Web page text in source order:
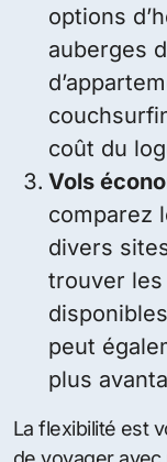
options
auberges
coût du
Vols
comparez
divers
trouver
peut
plus
La flexibilité est